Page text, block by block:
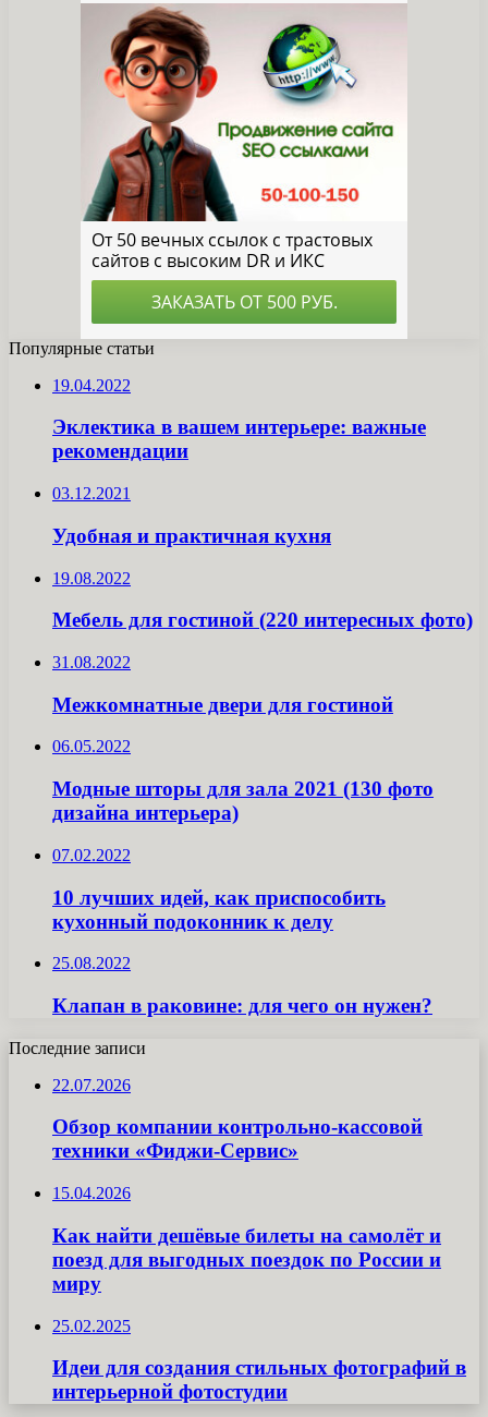
Популярные статьи
19.04.2022
Эклектика в вашем интерьере: важные
рекомендации
03.12.2021
Удобная и практичная кухня
19.08.2022
Мебель для гостиной (220 интересных фото)
31.08.2022
Межкомнатные двери для гостиной
06.05.2022
Модные шторы для зала 2021 (130 фото
дизайна интерьера)
07.02.2022
10 лучших идей, как приспособить
кухонный подоконник к делу
25.08.2022
Клапан в раковине: для чего он нужен?
Последние записи
22.07.2026
Обзор компании контрольно-кассовой
техники «Фиджи-Сервис»
15.04.2026
Как найти дешёвые билеты на самолёт и
поезд для выгодных поездок по России и
миру
25.02.2025
Идеи для создания стильных фотографий в
интерьерной фотостудии